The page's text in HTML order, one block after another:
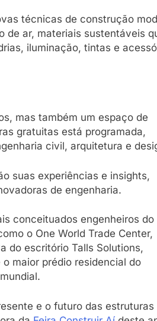
técnicas de construção
de ar, materiais sustentáveis
iluminação, tintas e
mas também um espaço de
gratuitas está programada,
civil, arquitetura e
suas experiências e insights,
de engenharia.
conceituados engenheiros do
o One World Trade Center,
do escritório Talls Solutions,
maior prédio residencial do
e o futuro das estruturas